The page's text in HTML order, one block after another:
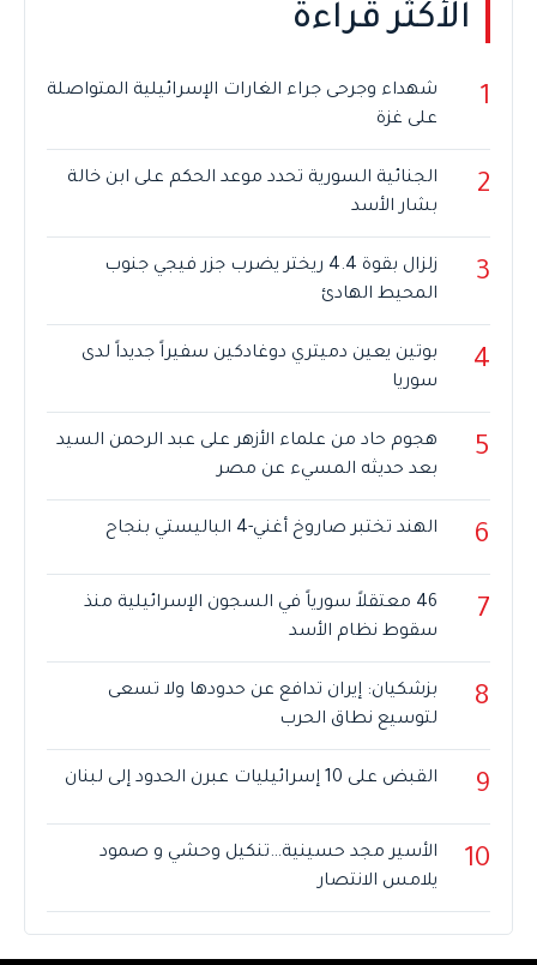
الأكثر قراءة
1
شهداء وجرحى جراء الغارات الإسرائيلية المتواصلة
على غزة
2
الجنائية السورية تحدد موعد الحكم على ابن خالة
بشار الأسد
3
زلزال بقوة 4.4 ريختر يضرب جزر فيجي جنوب
المحيط الهادئ
4
بوتين يعين دميتري دوغادكين سفيراً جديداً لدى
سوريا
5
هجوم حاد من علماء الأزهر على عبد الرحمن السيد
بعد حديثه المسيء عن مصر
6 الهند تختبر صاروخ أغني-4 الباليستي بنجاح
7
46 معتقلاً سورياً في السجون الإسرائيلية منذ
سقوط نظام الأسد
8
بزشكيان: إيران تدافع عن حدودها ولا تسعى
لتوسيع نطاق الحرب
9 القبض على 10 إسرائيليات عبرن الحدود إلى لبنان
10
الأسير مجد حسينية…تنكيل وحشي و صمود
يلامس الانتصار